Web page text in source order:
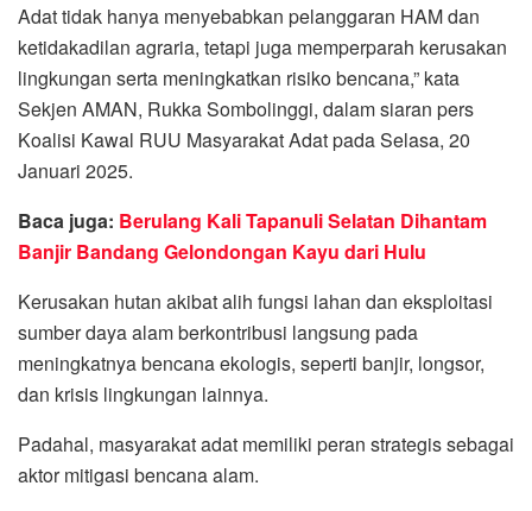
Adat tidak hanya menyebabkan pelanggaran HAM dan
ketidakadilan agraria, tetapi juga memperparah kerusakan
lingkungan serta meningkatkan risiko bencana,” kata
Sekjen AMAN, Rukka Sombolinggi, dalam siaran pers
Koalisi Kawal RUU Masyarakat Adat pada Selasa, 20
Januari 2025.
Baca juga: Berulang Kali Tapanuli Selatan Dihantam
Banjir Bandang Gelondongan Kayu dari Hulu
Kerusakan hutan akibat alih fungsi lahan dan eksploitasi
sumber daya alam berkontribusi langsung pada
meningkatnya bencana ekologis, seperti banjir, longsor,
dan krisis lingkungan lainnya.
Padahal, masyarakat adat memiliki peran strategis sebagai
aktor mitigasi bencana alam.